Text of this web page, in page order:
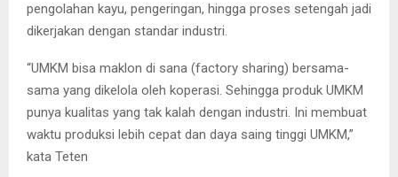
pengolahan kayu, pengeringan, hingga proses setengah jadi
dikerjakan dengan standar industri.
“UMKM bisa maklon di sana (factory sharing) bersama-
sama yang dikelola oleh koperasi. Sehingga produk UMKM
punya kualitas yang tak kalah dengan industri. Ini membuat
waktu produksi lebih cepat dan daya saing tinggi UMKM,”
kata Teten